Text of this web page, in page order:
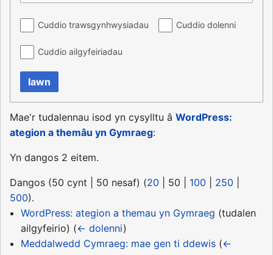
Cuddio trawsgynhwysiadau Cuddio dolenni
Cuddio ailgyfeiriadau
Iawn
Mae'r tudalennau isod yn cysylltu â WordPress:
ategion a themâu yn Gymraeg:
Yn dangos 2 eitem.
Dangos (50 cynt 50 nesaf) (20 50 100 250
500).
WordPress: ategion a themau yn Gymraeg (tudalen
ailgyfeirio) (← dolenni)
Meddalwedd Cymraeg: mae gen ti ddewis (←